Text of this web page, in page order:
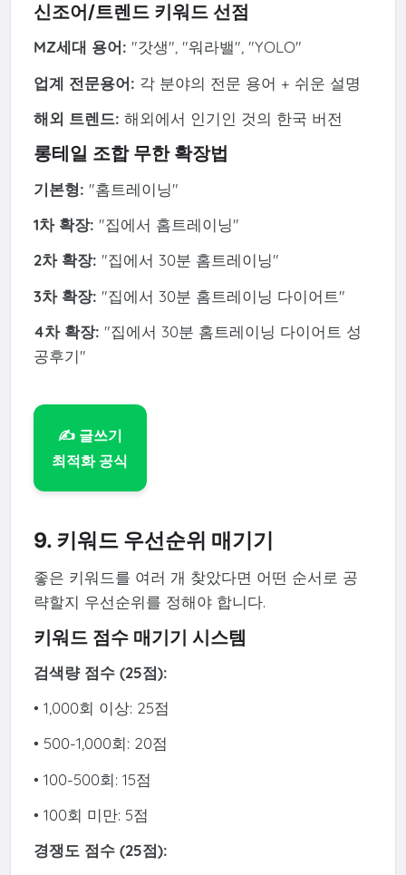
신조어/트렌드 키워드 선점
MZ세대 용어: "갓생", "워라밸", "YOLO"
업계 전문용어: 각 분야의 전문 용어 + 쉬운 설명
해외 트렌드: 해외에서 인기인 것의 한국 버전
롱테일 조합 무한 확장법
기본형: "홈트레이닝"
1차 확장: "집에서 홈트레이닝"
2차 확장: "집에서 30분 홈트레이닝"
3차 확장: "집에서 30분 홈트레이닝 다이어트"
4차 확장: "집에서 30분 홈트레이닝 다이어트 성
공후기"
✍️ 글쓰기
최적화 공식
9. 키워드 우선순위 매기기
좋은 키워드를 여러 개 찾았다면 어떤 순서로 공
략할지 우선순위를 정해야 합니다.
키워드 점수 매기기 시스템
검색량 점수 (25점):
• 1,000회 이상: 25점
• 500-1,000회: 20점
• 100-500회: 15점
• 100회 미만: 5점
경쟁도 점수 (25점):